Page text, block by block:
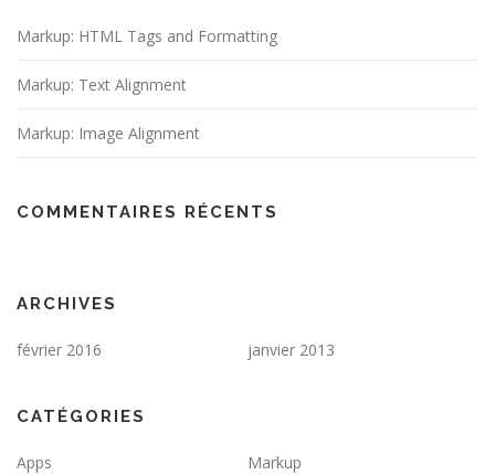
Markup: HTML Tags and Formatting
Markup: Text Alignment
Markup: Image Alignment
COMMENTAIRES RÉCENTS
ARCHIVES
février 2016 janvier 2013
CATÉGORIES
Apps
Markup